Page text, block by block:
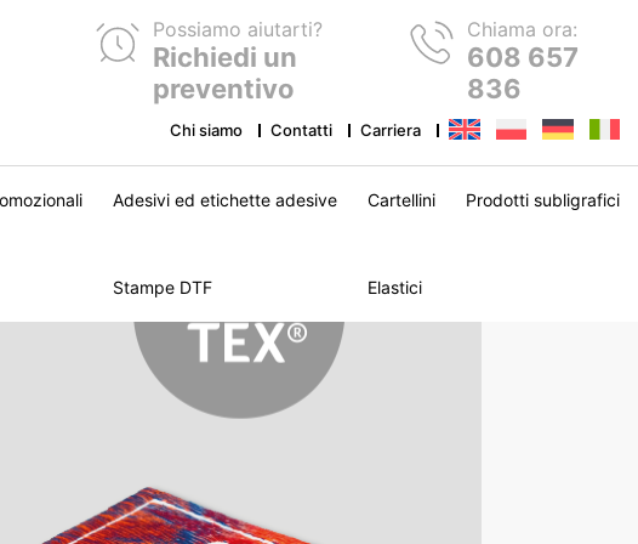
Possiamo aiutarti?
Richiedi un
preventivo
Chiama ora:
608 657
836
Chi siamo Contatti Carriera
Adesivi ed etichette adesive Cartellini Prodotti subligrafici
Stampe DTF Elastici